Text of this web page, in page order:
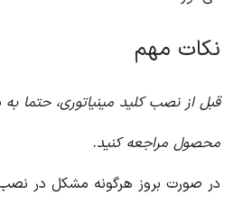
نکات مهم
قبل از نصب کلید مینیاتوری، حتما به
محصول مراجعه کنید.
در صورت بروز هرگونه مشکل در نصب